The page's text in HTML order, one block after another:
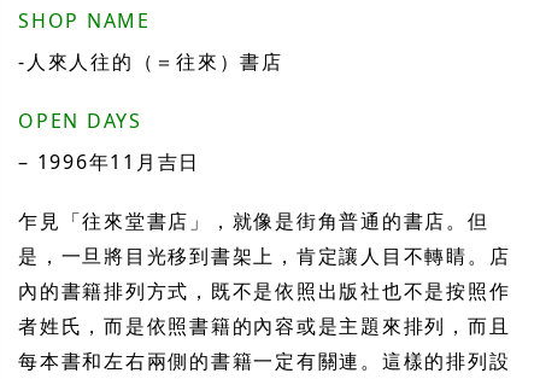
SHOP NAME
-人來人往的（＝往來）書店
OPEN DAYS
– 1996年11月吉日
乍見「往來堂書店」，就像是街角普通的書店。但
是，一旦將目光移到書架上，肯定讓人目不轉睛。店
內的書籍排列方式，既不是依照出版社也不是按照作
者姓氏，而是依照書籍的內容或是主題來排列，而且
每本書和左右兩側的書籍一定有關連。這樣的排列設